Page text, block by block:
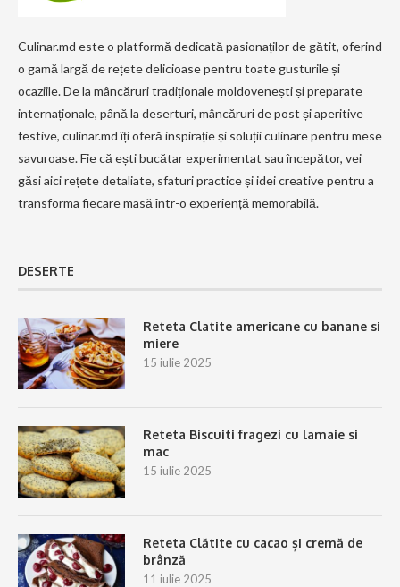
Culinar.md este o platformă dedicată pasionaților de gătit, oferind
o gamă largă de rețete delicioase pentru toate gusturile și
ocaziile. De la mâncăruri tradiționale moldovenești și preparate
internaționale, până la deserturi, mâncăruri de post și aperitive
festive, culinar.md îți oferă inspirație și soluții culinare pentru mese
savuroase. Fie că ești bucătar experimentat sau începător, vei
găsi aici rețete detaliate, sfaturi practice și idei creative pentru a
transforma fiecare masă într-o experiență memorabilă.
DESERTE
Reteta Clatite americane cu banane si
miere
15 iulie 2025
Reteta Biscuiti fragezi cu lamaie si
mac
15 iulie 2025
Reteta Clătite cu cacao și cremă de
brânză
11 iulie 2025